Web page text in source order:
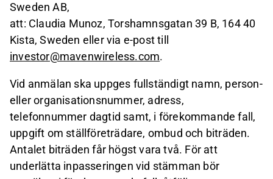
Sweden AB,
att: Claudia Munoz, Torshamnsgatan 39 B, 164 40
Kista, Sweden eller via e-post till
investor@mavenwireless.com.
Vid anmälan ska uppges fullständigt namn, person-
eller organisationsnummer, adress,
telefonnummer dagtid samt, i förekommande fall,
uppgift om ställföreträdare, ombud och biträden.
Antalet biträden får högst vara två. För att
underlätta inpasseringen vid stämman bör